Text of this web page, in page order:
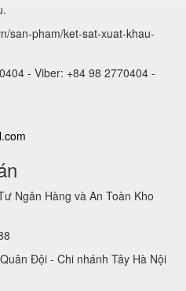
san-pham/ket-sat-xuat-khau-
- Viber: +84 98 2770404 -
Ngân Hàng và An Toàn Kho
Đội - Chi nhánh Tây Hà Nội